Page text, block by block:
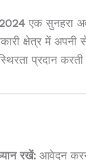
2024 एक सुनहरा
क्षेत्र में अपनी
प्रदान
रखें: आवेदन